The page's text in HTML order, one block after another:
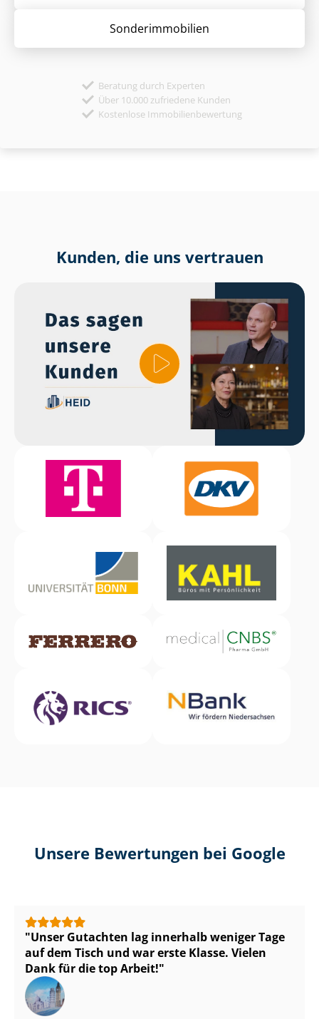
Sonder­immobilien
Beratung durch Experten
Über 10.000 zufriedene Kunden
Kostenlose Immobilienbewertung
Kunden, die uns vertrauen
Unsere Bewertungen bei Google
Unser Gutachten lag innerhalb weniger Tage
auf dem Tisch und war erste Klasse. Vielen
Dank für die top Arbeit!